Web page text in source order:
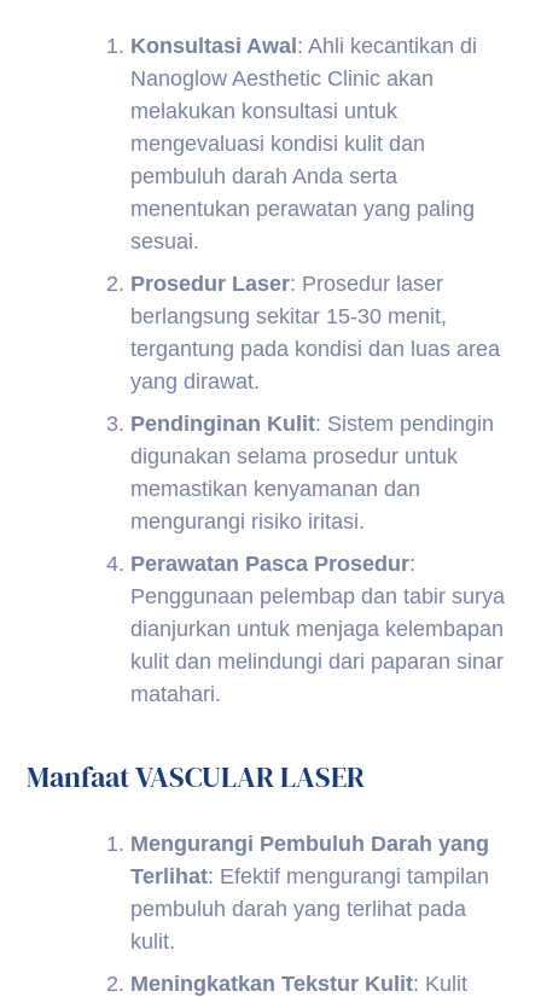
Konsultasi Awal: Ahli kecantikan di
Nanoglow Aesthetic Clinic akan
melakukan konsultasi untuk
mengevaluasi kondisi kulit dan
pembuluh darah Anda serta
menentukan perawatan yang paling
sesuai.
Prosedur Laser: Prosedur laser
berlangsung sekitar 15-30 menit,
tergantung pada kondisi dan luas area
yang dirawat.
Pendinginan Kulit: Sistem pendingin
digunakan selama prosedur untuk
memastikan kenyamanan dan
mengurangi risiko iritasi.
Perawatan Pasca Prosedur:
Penggunaan pelembap dan tabir surya
dianjurkan untuk menjaga kelembapan
kulit dan melindungi dari paparan sinar
matahari.
Manfaat VASCULAR LASER
Mengurangi Pembuluh Darah yang
Terlihat: Efektif mengurangi tampilan
pembuluh darah yang terlihat pada
kulit.
Meningkatkan Tekstur Kulit: Kulit